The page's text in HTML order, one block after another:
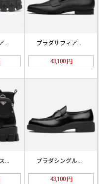
プラダレースアップダービーシューズ2… プラダサフィアーノレザーローファー2…
43,100 円
プラダモノリスシャイニーレザーナイロ… プラダシングルコアシャイニーレザーポ…
43,100 円